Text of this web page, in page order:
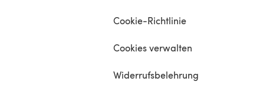
Cookie-Richtlinie
Cookies verwalten
Widerrufsbelehrung